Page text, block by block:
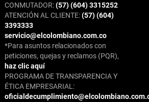
CONMUTADOR:(57) (604) 3315252
ATENCIÓN AL CLIENTE:(57) (604)
3393333
servicio@elcolombiano.com.co
*Para asuntos relacionados con
peticiones, quejas y reclamos (PQR),
haz clic aquí
PROGRAMA DE TRANSPARENCIA Y
ÉTICA EMPRESARIAL: